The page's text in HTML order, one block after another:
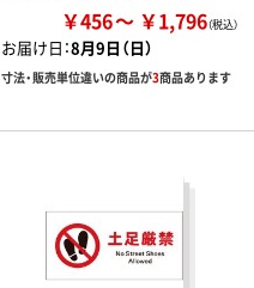
￥456 ￥1,796
お届け日：8月9日（日）
寸法・販売単位違いの商品が3商品あります